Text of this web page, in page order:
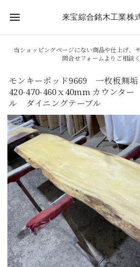
来宝綜合銘木工業株
当ショッピングページにない商品や仕上げ、
問合せフォームよりご相談
モンキーポッド9669 一枚板無
420-470-460ｘ40mm カウンタ
ル ダイニングテーブル